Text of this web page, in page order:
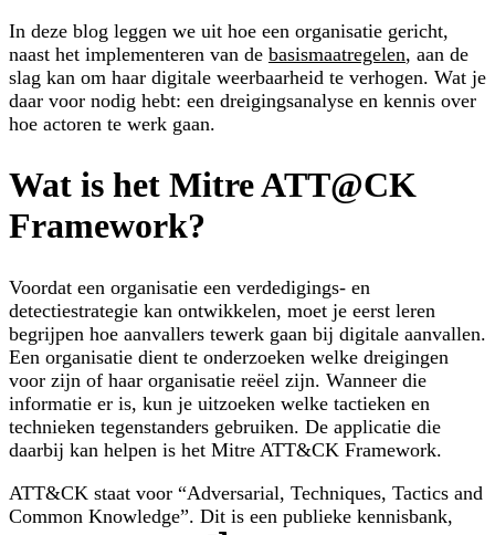
In deze blog leggen we uit hoe een organisatie gericht,
naast het implementeren van de basismaatregelen, aan de
slag kan om haar digitale weerbaarheid te verhogen. Wat je
daar voor nodig hebt: een dreigingsanalyse en kennis over
hoe actoren te werk gaan.
Wat is het Mitre ATT@CK
Framework?
Voordat een organisatie een verdedigings- en
detectiestrategie kan ontwikkelen, moet je eerst leren
begrijpen hoe aanvallers tewerk gaan bij digitale aanvallen.
Een organisatie dient te onderzoeken welke dreigingen
voor zijn of haar organisatie reëel zijn. Wanneer die
informatie er is, kun je uitzoeken welke tactieken en
technieken tegenstanders gebruiken. De applicatie die
daarbij kan helpen is het Mitre ATT&CK Framework.
ATT&CK staat voor “Adversarial, Techniques, Tactics and
Common Knowledge”. Dit is een publieke kennisbank,